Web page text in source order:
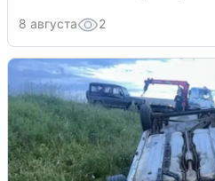
8 августа 2